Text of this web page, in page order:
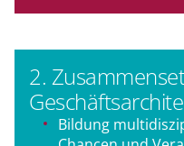
2.
Bildung